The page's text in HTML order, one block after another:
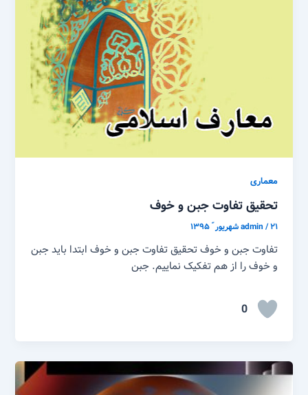
معماری
تحقیق تفاوت جبن و خوف
admin/۲۱ شهریور ّ ۱۳۹۵
تفاوت جبن و خوف تحقیق تفاوت جبن و خوف ابتدا باید جبن
و خوف را از هم تفکیک نماییم. جبن
0